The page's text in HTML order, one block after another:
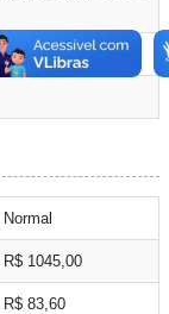
Normal
R$ 1045,00
R$ 83,60